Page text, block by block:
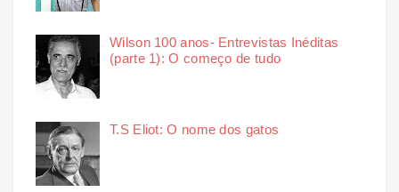
Wilson 100 anos- Entrevistas Inéditas
(parte 1): O começo de tudo
T.S Eliot: O nome dos gatos